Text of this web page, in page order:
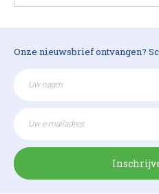
Onze nieuwsbrief ontvangen?